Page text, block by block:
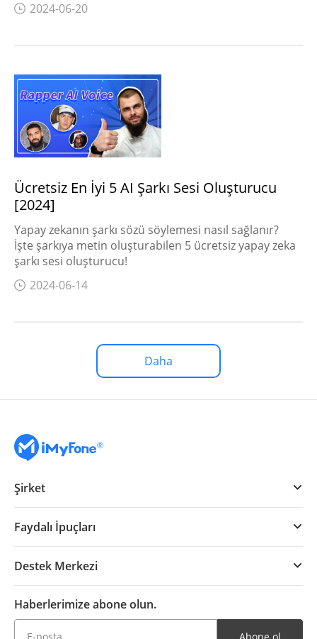
2024-06-20
Ücretsiz En İyi 5 AI Şarkı Sesi Oluşturucu
[2024]
Yapay zekanın şarkı sözü söylemesi nasıl sağlanır?
İşte şarkıya metin oluşturabilen 5 ücretsiz yapay zeka
şarkı sesi oluşturucu!
2024-06-14
Daha
Şirket
Faydalı İpuçları
Destek Merkezi
Haberlerimize abone olun.
Abone ol